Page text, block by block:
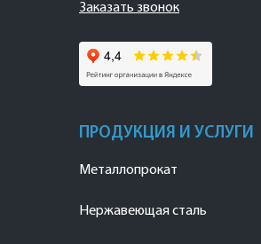
Заказать звонок
ПРОДУКЦИЯ И УСЛУГИ
Металлопрокат
Нержавеющая сталь